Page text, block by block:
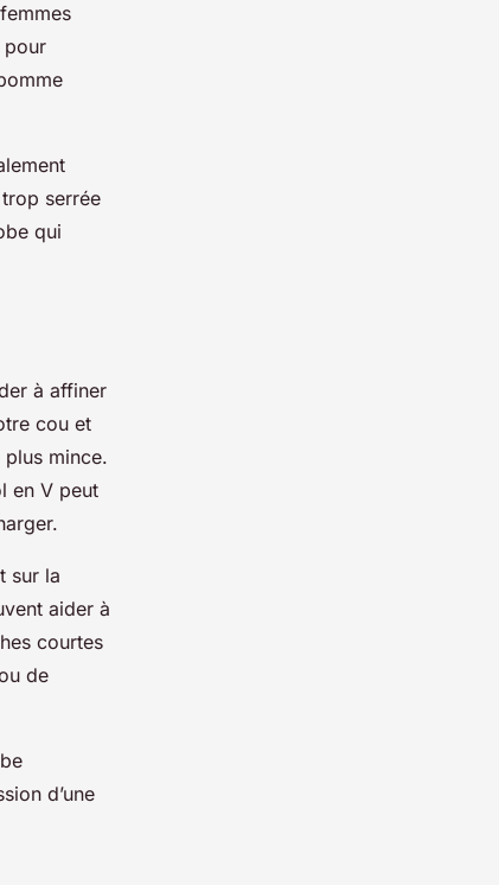
pour
serrée
qui
à affiner
cou et
plus mince.
en V peut
sur la
aider à
courtes
de
d’une